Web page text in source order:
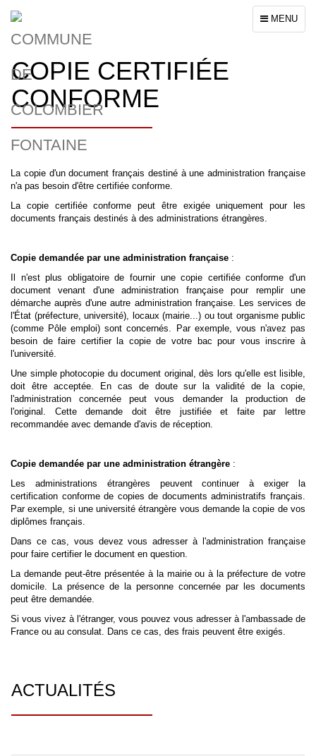
Toggle
navigation
MENU
COPIE CERTIFIÉE
CONFORME
La copie d'un document français destiné à une administration française
n'a pas besoin d'être certifiée conforme.
La copie certifiée conforme peut être exigée uniquement pour les
documents français destinés à des administrations étrangères.
Copie demandée par une administration française :
Il n'est plus obligatoire de fournir une copie certifiée conforme d'un
document venant d'une administration française pour remplir une
démarche auprès d'une autre administration française. Les services de
l'État (préfecture, université), locaux (mairie...) ou tout organisme public
(comme Pôle emploi) sont concernés. Par exemple, vous n'avez pas
besoin de faire certifier la copie de votre bac pour vous inscrire à
l'université.
Une simple photocopie du document original, dès lors qu'elle est lisible,
doit être acceptée. En cas de doute sur la validité de la copie,
l'administration concernée peut vous demander la production de
l'original. Cette demande doit être justifiée et faite par lettre
recommandée avec demande d'avis de réception.
Copie demandée par une administration étrangère :
Les administrations étrangères peuvent continuer à exiger la
certification conforme de copies de documents administratifs français.
Par exemple, si une université étrangère vous demande la copie de vos
diplômes français.
Dans ce cas, vous devez vous adresser à l'administration française
pour faire certifier le document en question.
La demande peut-être présentée à la mairie ou à la préfecture de votre
domicile. La présence de la personne concernée par les documents
peut être demandée.
Si vous vivez à l'étranger, vous pouvez vous adresser à l'ambassade de
France ou au consulat. Dans ce cas, des frais peuvent être exigés.
ACTUALITÉS